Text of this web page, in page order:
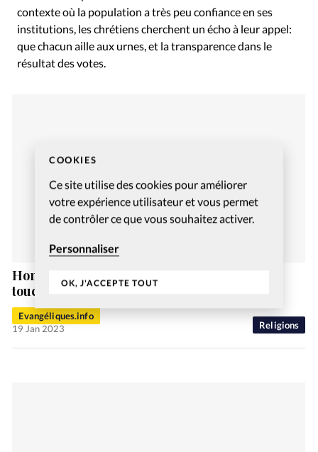
COOKIES
Ce site utilise des cookies pour améliorer
votre expérience utilisateur et vous permet
de contrôler ce que vous souhaitez activer.
Personnaliser
OK, J'ACCEPTE TOUT
contexte où la population a très peu confiance en ses
institutions, les chrétiens cherchent un écho à leur appel:
que chacun aille aux urnes, et la transparence dans le
résultat des votes.
Religions
Honduras: Un célèbre pasteur évangélique
touché par balles
Evangéliques.info
19 Jan 2023